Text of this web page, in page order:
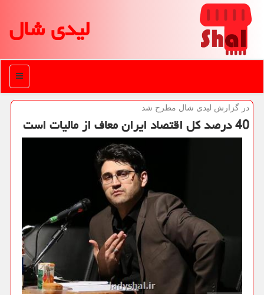
لیدی شال
منو
در گزارش لیدی شال مطرح شد
40 درصد كل اقتصاد ایران معاف از مالیات است